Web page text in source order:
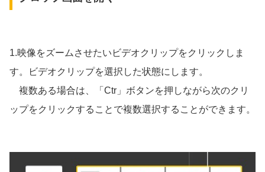
1.映像をズームさせたいビデオクリップをクリックしま
す。ビデオクリップを選択した状態にします。
複数ある場合は、「Ctr」ボタンを押しながら次のクリ
ップをクリックすることで複数選択することができます。